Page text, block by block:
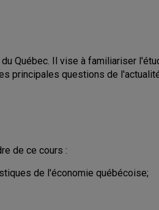
Québec. Il vise à familiariser
principales questions de
de ce cours :
de l'économie québécoise;